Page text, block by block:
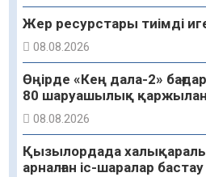
Жер ресурстары тиімді
08.08.2026
Өңірде «Кең дала-2»
80 шаруашылық
08.08.2026
Қызылордада
арналған іс-шаралар